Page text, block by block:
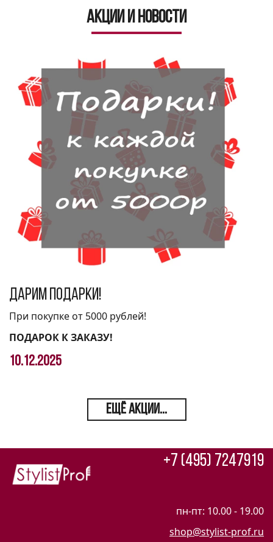
Акции и новости
Дарим подарки!
При покупке от 5000 рублей!
ПОДАРОК К ЗАКАЗУ!
10.12.2025
ЕЩЁ АКЦИИ...
+7 (495) 7247919
пн-пт: 10.00 - 19.00
shop@stylist-prof.ru